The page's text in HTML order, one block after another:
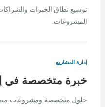
توسيع نطاق الخبرات والشراكات
المشروعات.
إدارة المشاريع
خبرة متخصصة في
حلول متخصصة ومشروعات مصممة